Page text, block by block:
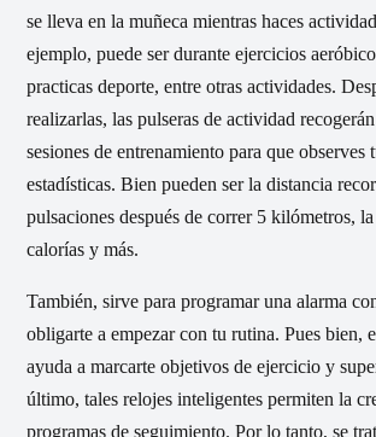
se lleva en la muñeca mientras haces
ejemplo, puede ser durante ejercicios
practicas deporte, entre otras actividades.
realizarlas, las pulseras de actividad
sesiones de entrenamiento para que observes
estadísticas. Bien pueden ser la distancia
pulsaciones después de correr 5 kilómetros,
calorías y más.
También, sirve para programar una alarma
obligarte a empezar con tu rutina. Pues bien,
ayuda a marcarte objetivos de ejercicio y
último, tales relojes inteligentes permiten la
programas de seguimiento. Por lo tanto, se